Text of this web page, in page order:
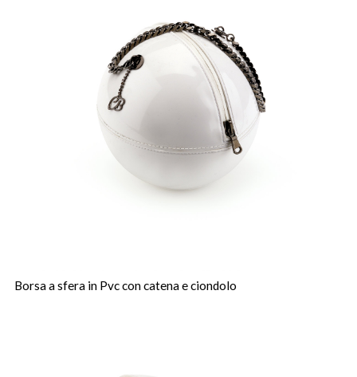
Borsa a sfera in Pvc con catena e ciondolo